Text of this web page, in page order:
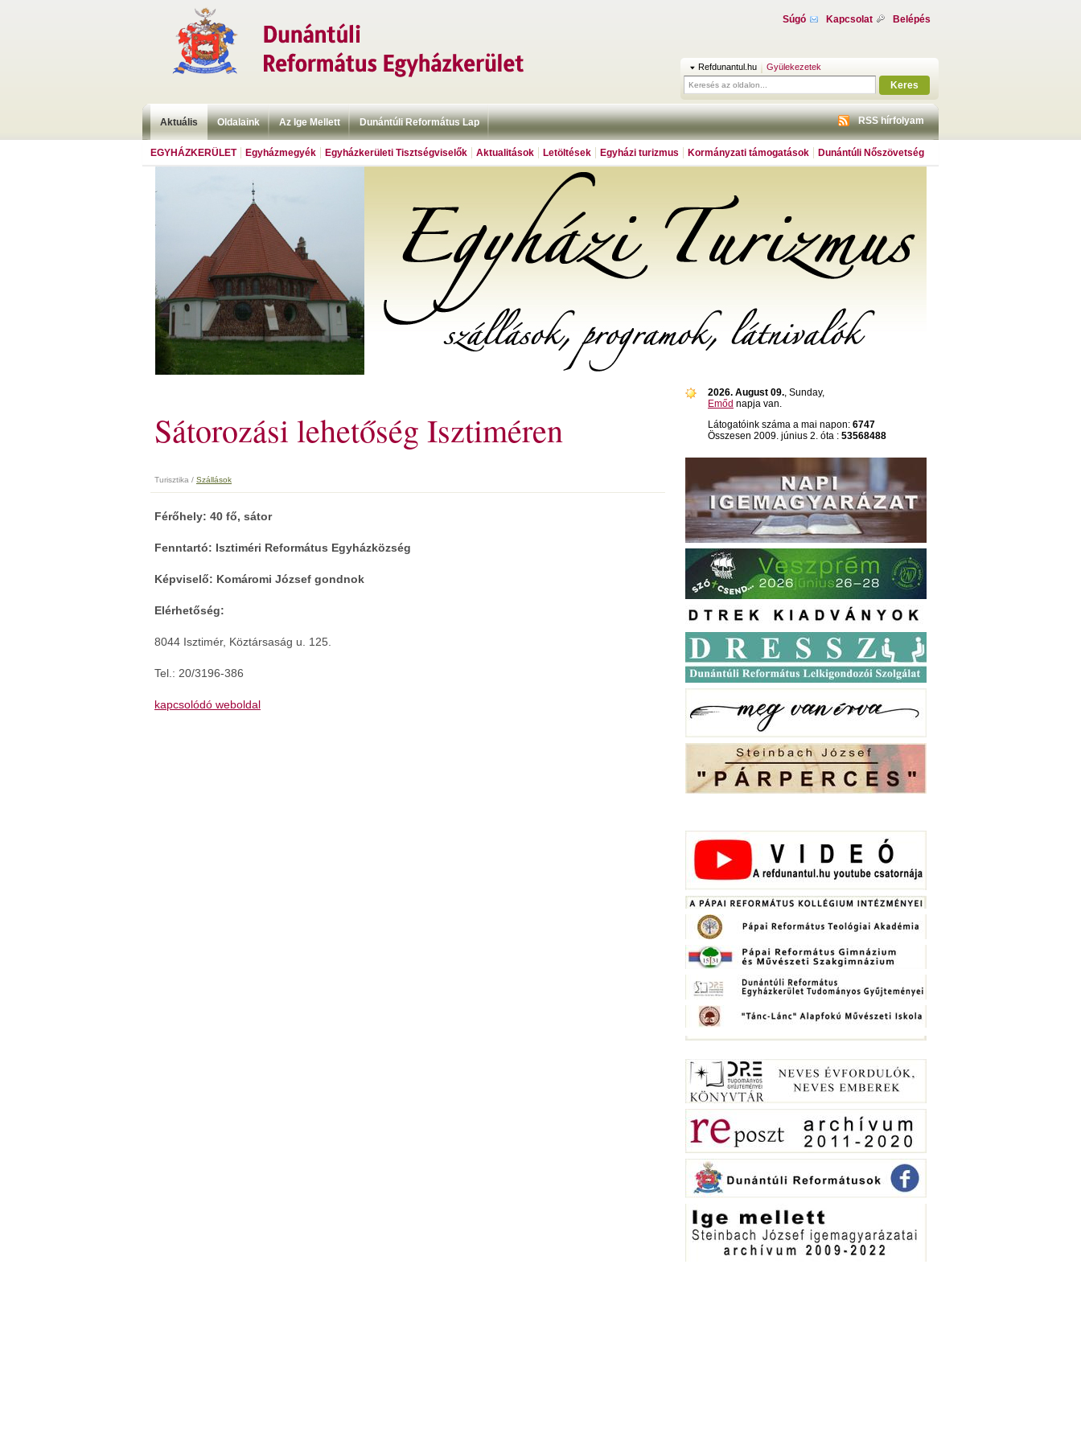
Súgó Kapcsolat Belépés
Refdunantul.hu Gyülekezetek
Keres
Aktuális Oldalaink Az Ige Mellett Dunántúli Református Lap RSS hírfolyam
EGYHÁZKERÜLET Egyházmegyék Egyházkerületi Tisztségviselők Aktualitások Letöltések Egyházi turizmus Kormányzati támogatások Dunántúli Nőszövetség
Sátorozási lehetőség Isztiméren
Turisztika / Szállások
Férőhely: 40 fő, sátor
Fenntartó: Isztiméri Református Egyházközség
Képviselő: Komáromi József gondnok
Elérhetőség:
8044 Isztimér, Köztársaság u. 125.
Tel.: 20/3196-386
kapcsolódó weboldal
2026. August 09., Sunday,
Emőd napja van.
Látogatóink száma a mai napon: 6747
Összesen 2009. június 2. óta : 53568488